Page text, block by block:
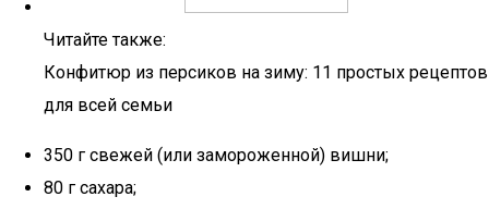
Читайте также:
Конфитюр из персиков на зиму: 11 простых рецептов
для всей семьи
350 г свежей (или замороженной) вишни;
80 г сахара;